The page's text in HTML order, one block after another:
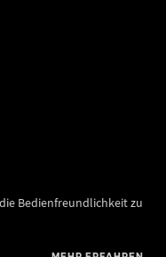
Bedienfreundlichkeit zu